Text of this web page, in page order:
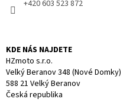
+420 603 523 872
KDE NÁS NAJDETE
HZmoto s.r.o.
Velký Beranov 348 (Nové Domky)
588 21 Velký Beranov
Česká republika